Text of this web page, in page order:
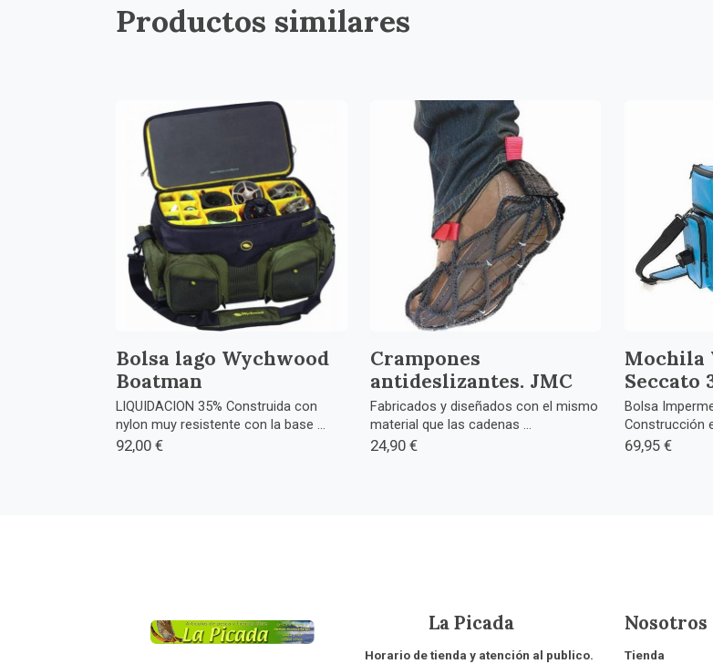
Productos similares
Bolsa lago Wychwood
Boatman
LIQUIDACION 35% Construida con
nylon muy resistente con la base ...
92,00 €
Crampones
antideslizantes. JMC
Fabricados y diseñados con el mismo
material que las cadenas ...
24,90 €
Mochila
Seccato
Bolsa
Construcción
69,95 €
La Picada
Horario de tienda y atención al publico.
Nosotros
Tienda